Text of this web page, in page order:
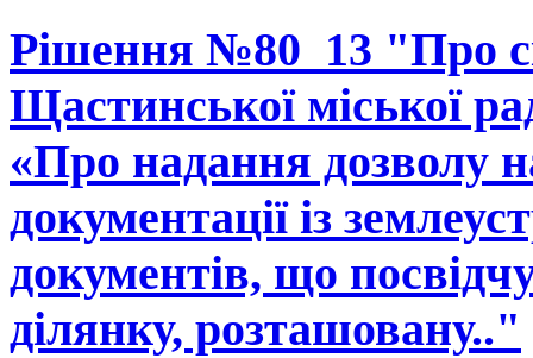
Рішення №80_13 "Про
Щастинської міської
«Про надання дозволу
документації із
документів, що
ділянку, розташовану.."